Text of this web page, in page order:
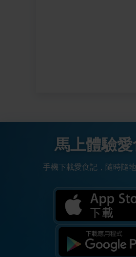
馬上體驗
手機下載愛食記，隨時隨